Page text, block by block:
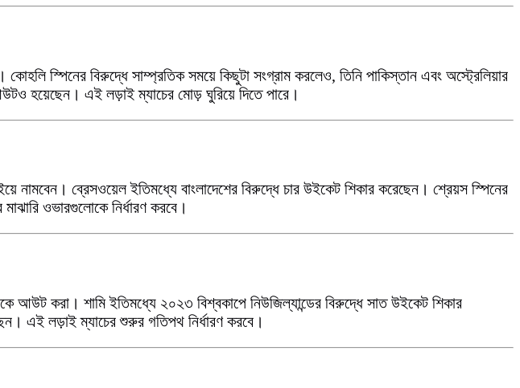
কোহলি স্পিনের বিরুদ্ধে সাম্প্রতিক সময়ে কিছুটা সংগ্রাম করলেও, তিনি পাকিস্তান এবং অস্ট্রেলিয়ার
হয়েছেন। এই লড়াই ম্যাচের মোড় ঘুরিয়ে দিতে পারে।
নামবেন। ব্রেসওয়েল ইতিমধ্যে বাংলাদেশের বিরুদ্ধে চার উইকেট শিকার করেছেন। শ্রেয়স স্পিনের
ওভারগুলোকে নির্ধারণ করবে।
আউট করা। শামি ইতিমধ্যে ২০২৩ বিশ্বকাপে নিউজিল্যান্ডের বিরুদ্ধে সাত উইকেট শিকার
এই লড়াই ম্যাচের শুরুর গতিপথ নির্ধারণ করবে।